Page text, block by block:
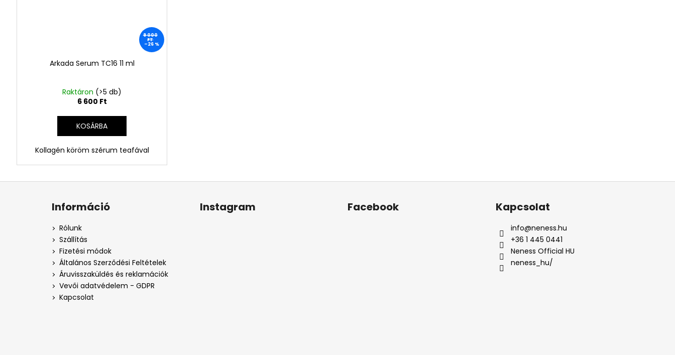
9 000
FT
–26 %
Arkada Serum TC16 11 ml
Raktáron (>5 db)
6 600 Ft
KOSÁRBA
Kollagén köröm szérum teafával
Információ
Rólunk
Szállítás
Fizetési módok
Általános Szerződési Feltételek
Áruvisszaküldés és reklamációk
Vevői adatvédelem - GDPR
Kapcsolat
Instagram Facebook Kapcsolat
info@neness.hu
+36 1 445 0441
Neness Official HU
neness_hu/